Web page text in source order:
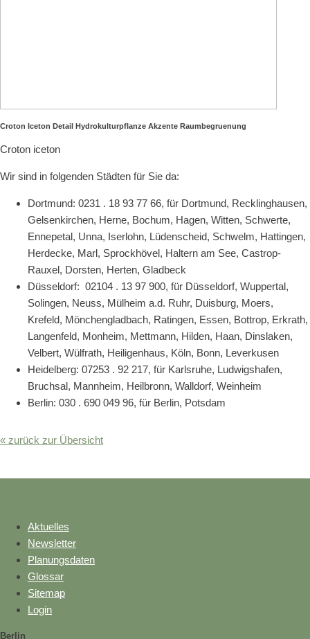
Croton Iceton Detail Hydrokulturpflanze Akzente Raumbegruenung
Croton iceton
Wir sind in folgenden Städten für Sie da:
Dortmund: 0231 . 18 93 77 66, für Dortmund, Recklinghausen,
Gelsenkirchen, Herne, Bochum, Hagen, Witten, Schwerte,
Ennepetal, Unna, Iserlohn, Lüdenscheid, Schwelm, Hattingen,
Herdecke, Marl, Sprockhövel, Haltern am See, Castrop-
Rauxel, Dorsten, Herten, Gladbeck
Düsseldorf: 02104 . 13 97 900, für Düsseldorf, Wuppertal,
Solingen, Neuss, Mülheim a.d. Ruhr, Duisburg, Moers,
Krefeld, Mönchengladbach, Ratingen, Essen, Bottrop, Erkrath,
Langenfeld, Monheim, Mettmann, Hilden, Haan, Dinslaken,
Velbert, Wülfrath, Heiligenhaus, Köln, Bonn, Leverkusen
Heidelberg: 07253 . 92 217, für Karlsruhe, Ludwigshafen,
Bruchsal, Mannheim, Heilbronn, Walldorf, Weinheim
Berlin: 030 . 690 049 96, für Berlin, Potsdam
« zurück zur Übersicht
Aktuelles
Newsletter
Planungsdaten
Glossar
Sitemap
Login
Berlin